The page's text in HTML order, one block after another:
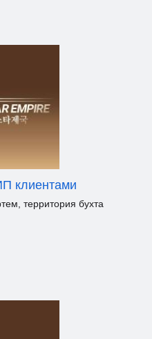
клиентами
территория бухта